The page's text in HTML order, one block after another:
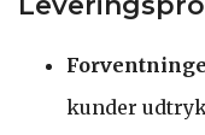
kunder